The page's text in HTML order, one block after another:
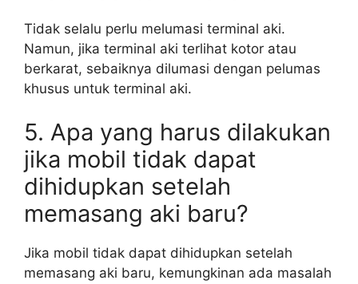
Tidak selalu perlu melumasi terminal aki.
Namun, jika terminal aki terlihat kotor atau
berkarat, sebaiknya dilumasi dengan pelumas
khusus untuk terminal aki.
5. Apa yang harus dilakukan
jika mobil tidak dapat
dihidupkan setelah
memasang aki baru?
Jika mobil tidak dapat dihidupkan setelah
memasang aki baru, kemungkinan ada masalah